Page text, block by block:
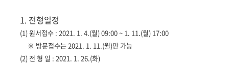
본
문
1. 전형일정
(1)원서접수 : 2021. 1. 4.(월) 09:00 ~ 1. 11.(월) 17:00
※ 방문접수는 2021. 1. 11.(월)만 가능
(2) 전 형 일 : 2021. 1. 26.(화)